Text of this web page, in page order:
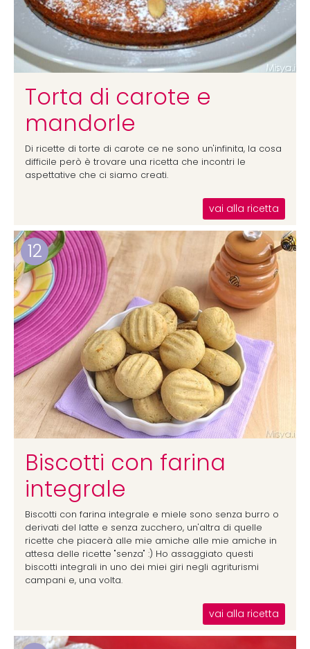
Torta di carote e
mandorle
Di ricette di torte di carote ce ne sono un'infinita, la cosa
difficile però è trovare una ricetta che incontri le
aspettative che ci siamo creati.
vai alla ricetta
12
Biscotti con farina
integrale
Biscotti con farina integrale e miele sono senza burro o
derivati del latte e senza zucchero, un'altra di quelle
ricette che piacerà alle mie amiche alle mie amiche in
attesa delle ricette "senza" :) Ho assaggiato questi
biscotti integrali in uno dei miei giri negli agriturismi
campani e, una volta.
vai alla ricetta